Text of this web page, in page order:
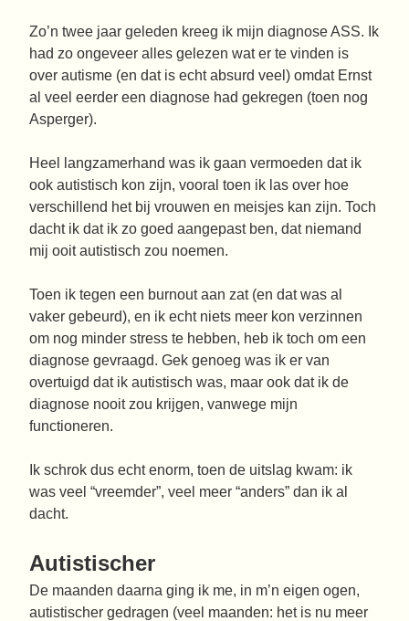
Zo’n twee jaar geleden kreeg ik mijn diagnose ASS. Ik
had zo ongeveer alles gelezen wat er te vinden is
over autisme (en dat is echt absurd veel) omdat Ernst
al veel eerder een diagnose had gekregen (toen nog
Asperger).
Heel langzamerhand was ik gaan vermoeden dat ik
ook autistisch kon zijn, vooral toen ik las over hoe
verschillend het bij vrouwen en meisjes kan zijn. Toch
dacht ik dat ik zo goed aangepast ben, dat niemand
mij ooit autistisch zou noemen.
Toen ik tegen een burnout aan zat (en dat was al
vaker gebeurd), en ik echt niets meer kon verzinnen
om nog minder stress te hebben, heb ik toch om een
diagnose gevraagd. Gek genoeg was ik er van
overtuigd dat ik autistisch was, maar ook dat ik de
diagnose nooit zou krijgen, vanwege mijn
functioneren.
Ik schrok dus echt enorm, toen de uitslag kwam: ik
was veel “vreemder”, veel meer “anders” dan ik al
dacht.
Autistischer
De maanden daarna ging ik me, in m’n eigen ogen,
autistischer gedragen (veel maanden: het is nu meer